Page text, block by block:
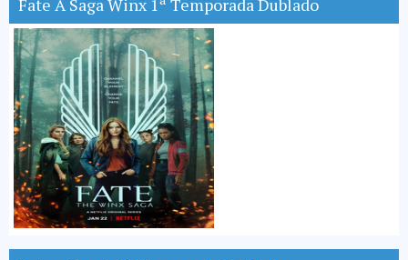
Fate A Saga Winx 1ª Temporada Dublado